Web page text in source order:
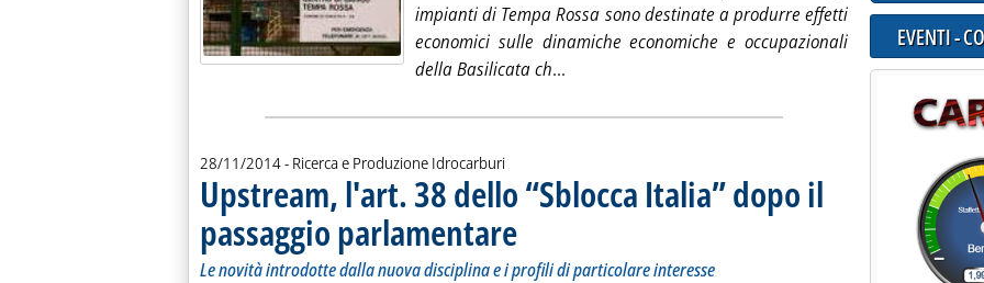
impianti di Tempa Rossa sono destinate a produrre effetti
economici sulle dinamiche economiche e occupazionali
della Basilicata ch... Leggi tutta la notizia: 'La crescita economica e
28/11/2014- Ricerca e Produzione Idrocarburi
Upstream, l'art. 38 dello “Sblocca Italia” dopo il
passaggio parlamentare . Sottotitolo: Le novità introdotte dalla nuova disciplina e i profili di particolare interesse
. Pubblicata venerdì 28 novembre 2014 alle 15.17.
Le novità introdotte dalla nuova disciplina e i profili di particolare interesse
EVENTI -